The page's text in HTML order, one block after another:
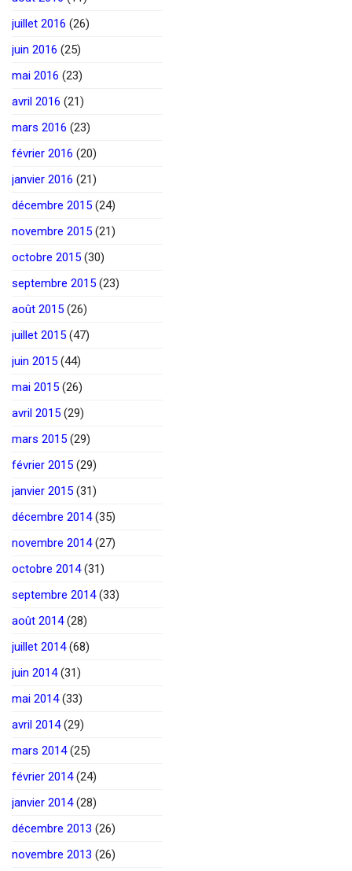
juillet 2016 (26)
juin 2016 (25)
mai 2016 (23)
avril 2016 (21)
mars 2016 (23)
février 2016 (20)
janvier 2016 (21)
décembre 2015 (24)
novembre 2015 (21)
octobre 2015 (30)
septembre 2015 (23)
août 2015 (26)
juillet 2015 (47)
juin 2015 (44)
mai 2015 (26)
avril 2015 (29)
mars 2015 (29)
février 2015 (29)
janvier 2015 (31)
décembre 2014(35)
novembre 2014(27)
octobre 2014(31)
septembre 2014(33)
août 2014(28)
juillet 2014(68)
juin 2014(31)
mai 2014(33)
avril 2014(29)
mars 2014(25)
février 2014(24)
janvier 2014(28)
décembre 2013 (26)
novembre 2013 (26)